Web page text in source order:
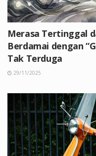
Merasa Tertinggal
Berdamai dengan
Tak Terduga
29/11/2025